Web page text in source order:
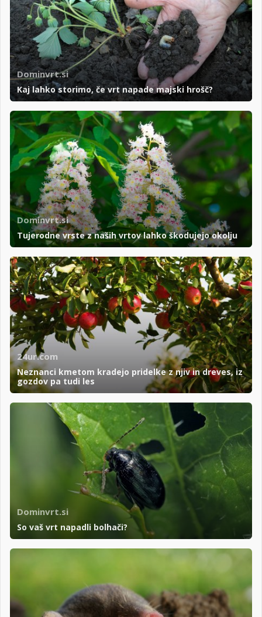
Dominvrt.si
Kaj lahko storimo, če vrt napade majski hrošč?
Dominvrt.si
Tujerodne vrste z naših vrtov lahko škodujejo okolju
24ur.com
Neznanci kmetom kradejo pridelke z njiv in dreves, iz
gozdov pa tudi les
Dominvrt.si
So vaš vrt napadli bolhači?